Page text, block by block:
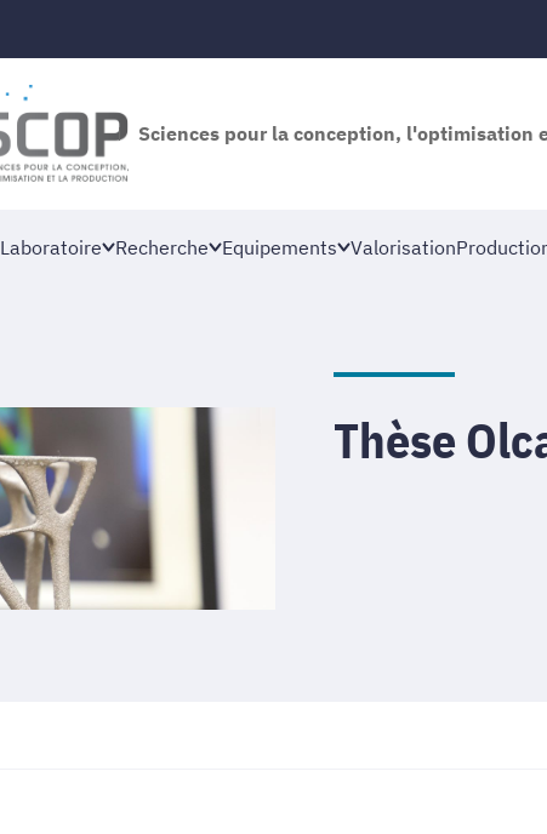
Sciences pour la conception, l'optimisation
Laboratoire Recherche Equipements Valorisation
Thèse